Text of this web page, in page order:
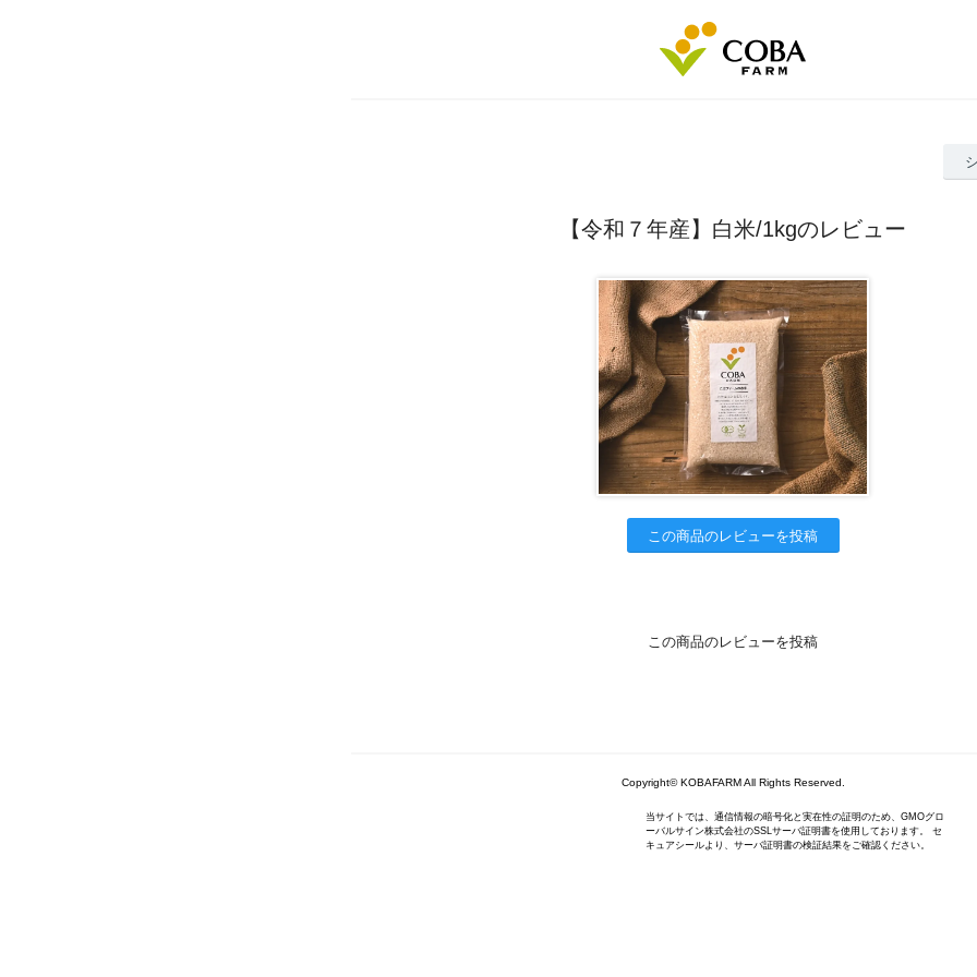
【令和７年産】白米/1kgのレビュー
この商品のレビューを投稿
この商品のレビューを投稿
Copyright© KOBAFARM All Rights Reserved.
当サイトでは、通信情報の暗号化と実在性の証明のため、GMOグロ
ーバルサイン株式会社のSSLサーバ証明書を使用しております。 セ
キュアシールより、サーバ証明書の検証結果をご確認ください。